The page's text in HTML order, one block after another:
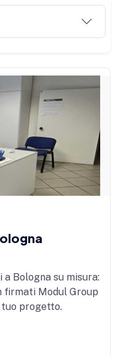
Bologna su misura:
firmati Modul Group
progetto.